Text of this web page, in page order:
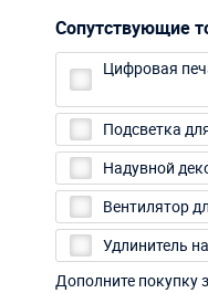
Сопутствующие
Цифровая
Подсветка
Надувной
Вентилятор
Удлинитель
Дополните покупку